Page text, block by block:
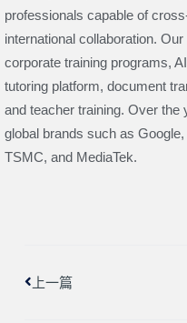
professionals capable of
international collaboration.
corporate training programs,
tutoring platform, document
and teacher training. Over the
global brands such as
TSMC, and MediaTek.
上一篇